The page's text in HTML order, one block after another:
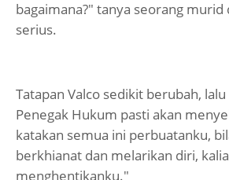
bagaimana?" tanya seorang murid
serius.
Tatapan Valco sedikit berubah,
Penegak Hukum pasti akan
katakan semua ini perbuatanku,
berkhianat dan melarikan diri,
menghentikanku."